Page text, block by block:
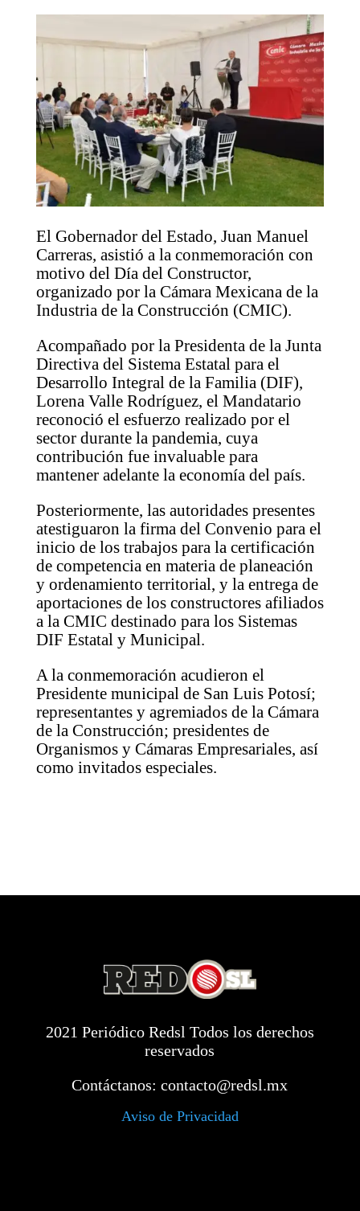
El Gobernador del Estado, Juan Manuel
Carreras, asistió a la conmemoración con
motivo del Día del Constructor,
organizado por la Cámara Mexicana de la
Industria de la Construcción (CMIC).
Acompañado por la Presidenta de la Junta
Directiva del Sistema Estatal para el
Desarrollo Integral de la Familia (DIF),
Lorena Valle Rodríguez, el Mandatario
reconoció el esfuerzo realizado por el
sector durante la pandemia, cuya
contribución fue invaluable para
mantener adelante la economía del país.
Posteriormente, las autoridades presentes
atestiguaron la firma del Convenio para el
inicio de los trabajos para la certificación
de competencia en materia de planeación
y ordenamiento territorial, y la entrega de
aportaciones de los constructores afiliados
a la CMIC destinado para los Sistemas
DIF Estatal y Municipal.
A la conmemoración acudieron el
Presidente municipal de San Luis Potosí;
representantes y agremiados de la Cámara
de la Construcción; presidentes de
Organismos y Cámaras Empresariales, así
como invitados especiales.
2021 Periódico Redsl Todos los derechos
reservados
Contáctanos:contacto@redsl.mx
Aviso de Privacidad